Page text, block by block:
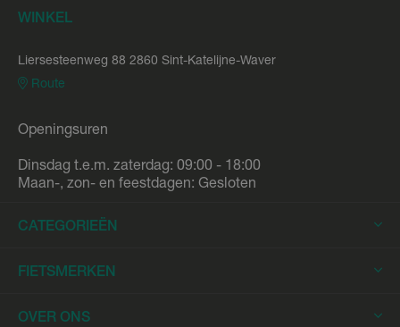
WINKEL
Liersesteenweg 88 2860 Sint-Katelijne-Waver
Route
Openingsuren
Dinsdag t.e.m. zaterdag: 09:00 - 18:00
Maan-, zon- en feestdagen: Gesloten
CATEGORIEËN
Elektrische Fietsen
Elektrische Racefietsen
FIETSMERKEN
Trek
OVER ONS